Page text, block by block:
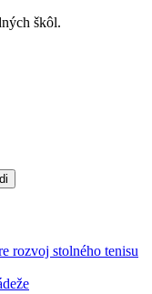
škôl.
rozvoj stolného tenisu